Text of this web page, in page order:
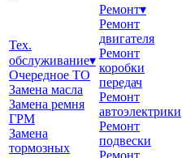
Тех.
обслуживание▾
Очередное ТО
Замена масла
Замена ремня
ГРМ
Замена
тормозных
Ремонт▾
Ремонт
двигателя
Ремонт
коробки
передач
Ремонт
автоэлектрики
Ремонт
подвески
Ремонт